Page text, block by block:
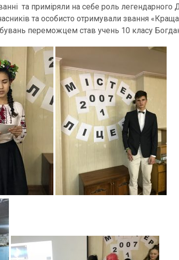
та приміряли на себе роль
та особисто отримували звання
переможцем став учень 10 класу